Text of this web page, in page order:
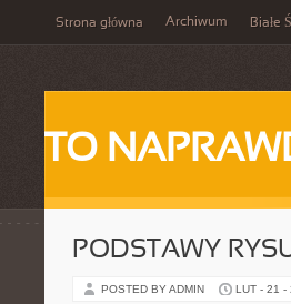
Strona główna Archiwum Białe
TO
PODSTAWY
POSTED BY ADMIN LUT - 21 -